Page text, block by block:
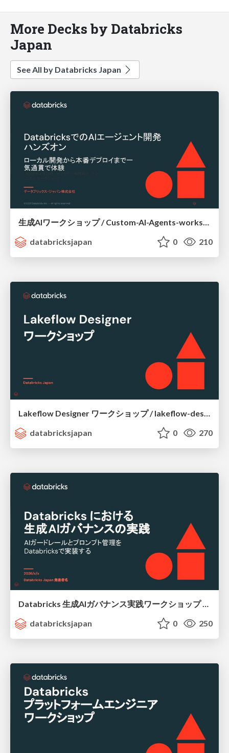
More Decks by Databricks
Japan
See All by Databricks Japan
生成AIワークショップ / Custom-AI-Agents-workshop
databricksjapan
0 210
databricksjapan
0 270
Databricks 生成AIガバナンス実践ワークショップ / LLMOps-workshop
databricksjapan
0 250